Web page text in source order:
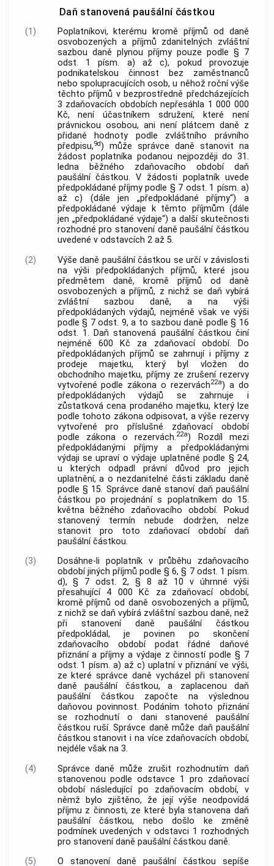
Daň stanovená paušální částkou
(1)
Poplatníkovi, kterému kromě příjmů od daně
osvobozených a příjmů zdanitelných zvláštní
sazbou daně plynou příjmy pouze podle § 7
odst. 1 písm. a) až c), pokud provozuje
podnikatelskou činnost bez zaměstnanců
nebo spolupracujících osob, u něhož roční výše
těchto příjmů v bezprostředně předcházejících
3 zdaňovacích obdobích nepřesáhla 1 000 000
Kč, není účastníkem sdružení, které není
právnickou osobou, ani není plátcem daně z
přidané hodnoty podle zvláštního právního
předpisu,9d) může správce daně stanovit na
žádost poplatníka podanou nejpozději do 31.
ledna běžného zdaňovacího období daň
paušální částkou. V žádosti poplatník uvede
předpokládané příjmy podle § 7 odst. 1 písm. a)
až c) (dále jen „předpokládané příjmy“) a
předpokládané výdaje k těmto příjmům (dále
jen „předpokládané výdaje“) a další skutečnosti
rozhodné pro stanovení daně paušální částkou
uvedené v odstavcích 2 až 5.
(2)
Výše daně paušální částkou se určí v závislosti
na výši předpokládaných příjmů, které jsou
předmětem daně, kromě příjmů od daně
osvobozených a příjmů, z nichž se daň vybírá
zvláštní sazbou daně, a na výši
předpokládaných výdajů, nejméně však ve výši
podle § 7 odst. 9, a to sazbou daně podle § 16
odst. 1. Daň stanovená paušální částkou činí
nejméně 600 Kč za zdaňovací období. Do
předpokládaných příjmů se zahrnují i příjmy z
prodeje majetku, který byl vložen do
obchodního majetku, příjmy ze zrušení rezervy
vytvořené podle zákona o rezervách22a) a do
předpokládaných výdajů se zahrnuje i
zůstatková cena prodaného majetku, který lze
podle tohoto zákona odpisovat, a výše rezervy
vytvořené pro příslušné zdaňovací období
podle zákona o rezervách.22a) Rozdíl mezi
předpokládanými příjmy a předpokládanými
výdaji se upraví o výdaje uplatněné podle § 24,
u kterých odpadl právní důvod pro jejich
uplatnění, a o nezdanitelné části základu daně
podle § 15. Správce daně stanoví daň paušální
částkou po projednání s poplatníkem do 15.
května běžného zdaňovacího období. Pokud
stanovený termín nebude dodržen, nelze
stanovit pro toto zdaňovací období daň
paušální částkou.
(3)
Dosáhne-li poplatník v průběhu zdaňovacího
období jiných příjmů podle § 6, § 7 odst. 1 písm.
d), § 7 odst. 2, § 8 až 10 v úhrnné výši
přesahující 4 000 Kč za zdaňovací období,
kromě příjmů od daně osvobozených a příjmů,
z nichž se daň vybírá zvláštní sazbou daně, než
při stanovení daně paušální částkou
předpokládal, je povinen po skončení
zdaňovacího období podat řádné daňové
přiznání a příjmy a výdaje z činností podle § 7
odst. 1 písm. a) až c) uplatní v přiznání ve výši,
ze které správce daně vycházel při stanovení
daně paušální částkou, a zaplacenou daň
paušální částkou započte na výslednou
daňovou povinnost. Podáním tohoto přiznání
se rozhodnutí o dani stanovené paušální
částkou ruší. Správce daně může daň paušální
částkou stanovit i na více zdaňovacích období,
nejdéle však na 3.
(4)
Správce daně může zrušit rozhodnutím daň
stanovenou podle odstavce 1 pro zdaňovací
období následující po zdaňovacím období, v
němž bylo zjištěno, že její výše neodpovídá
příjmu z činnosti, ze které byla stanovena daň
paušální částkou, nebo došlo ke změně
podmínek uvedených v odstavci 1 rozhodných
pro stanovení daně paušální částkou daně.
(5)
O stanovení daně paušální částkou sepíše